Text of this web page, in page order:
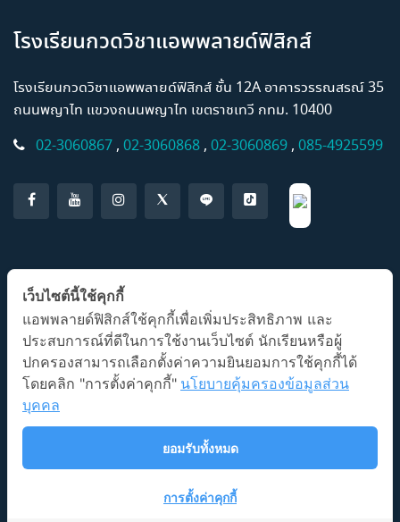
โรงเรียนกวดวิชาแอพพลายด์ฟิสิกส์
โรงเรียนกวดวิชาแอพพลายด์ฟิสิกส์ ชั้น 12A อาคารวรรณสรณ์ 35
ถนนพญาไท แขวงถนนพญาไท เขตราชเทวี กทม. 10400
02-3060867 , 02-3060868 , 02-3060869 , 085-4925599
แอปพลิเคชั่น AP Classroom
ลิขสิทธิ์ © 2026 โรงเรียนกวดวิชาแอพพลายด์ฟิสิกส์
นโยบายการ
เว็บไซต์นี้ใช้คุกกี้
แอพพลายด์ฟิสิกส์ใช้คุกกี้เพื่อเพิ่มประสิทธิภาพ และ
ประสบการณ์ที่ดีในการใช้งานเว็บไซต์ นักเรียนหรือผู้
ปกครองสามารถเลือกตั้งค่าความยินยอมการใช้คุกกี้ได้
โดยคลิก "การตั้งค่าคุกกี้" นโยบายคุ้มครองข้อมูลส่วน
บุคคล
ยอมรับทั้งหมด
การตั้งค่าคุกกี้